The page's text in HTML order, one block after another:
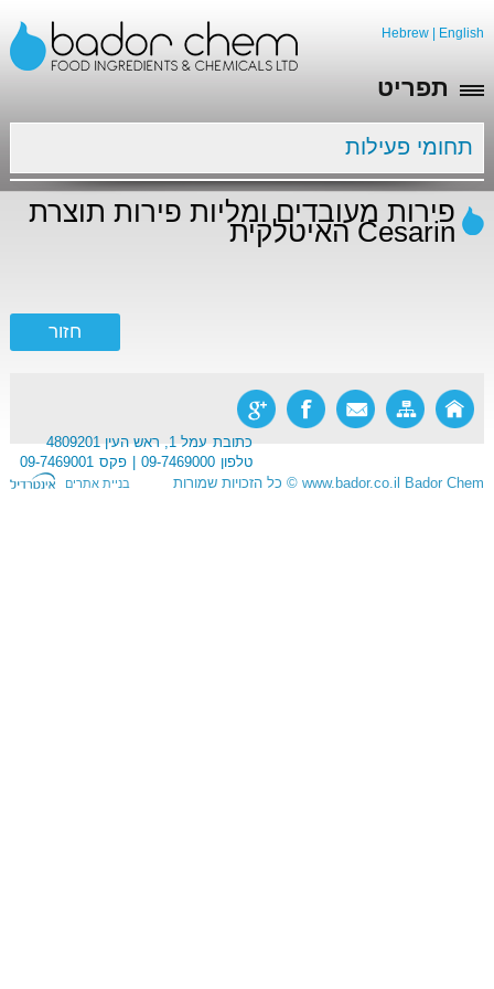
Hebrew English
תפריט
תחומי פעילות
פירות מעובדים ומליות פירות תוצרת
Cesarin האיטלקית
כתובת עמל 1, ראש העין 4809201
טלפון 09-7469000 פקס 09-7469001
Bador Chem
www.bador.co.il
© כל הזכויות שמורות בניית אתרים